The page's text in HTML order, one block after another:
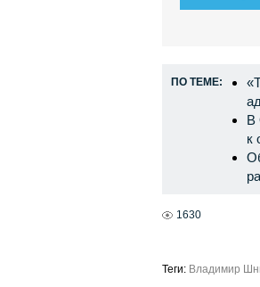
ПО ТЕМЕ:
В
к
1630
Теги: Владимир